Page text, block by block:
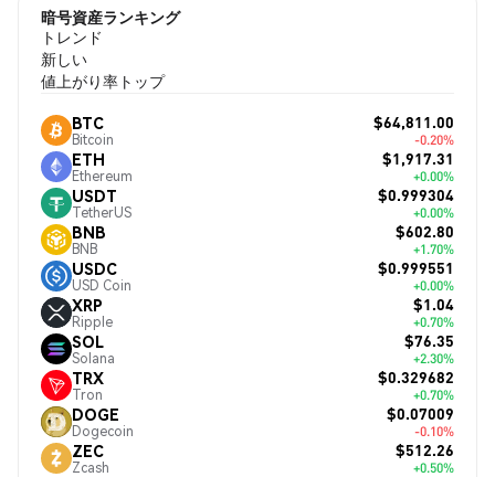
暗号資産ランキング
トレンド
新しい
値上がり率トップ
BTC
Bitcoin
$64,811.00
-0.20%
ETH
Ethereum
$1,917.31
+0.00%
USDT
TetherUS
$0.999304
+0.00%
BNB
BNB
$602.80
+1.70%
USDC
USD Coin
$0.999551
+0.00%
XRP
Ripple
$1.04
+0.70%
SOL
Solana
$76.35
+2.30%
TRX
Tron
$0.329682
+0.70%
DOGE
Dogecoin
$0.07009
-0.10%
ZEC
Zcash
$512.26
+0.50%